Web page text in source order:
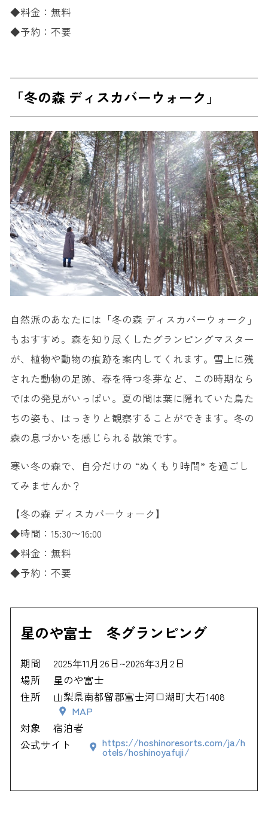
◆料金：無料
◆予約：不要
「冬の森 ディスカバーウォーク」
自然派のあなたには「冬の森 ディスカバーウォーク」
もおすすめ。森を知り尽くしたグランピングマスター
が、植物や動物の痕跡を案内してくれます。雪上に残
された動物の足跡、春を待つ冬芽など、この時期なら
ではの発見がいっぱい。夏の間は葉に隠れていた鳥た
ちの姿も、はっきりと観察することができます。冬の
森の息づかいを感じられる散策です。
寒い冬の森で、自分だけの “ぬくもり時間” を過ごし
てみませんか？
【冬の森 ディスカバーウォーク】
◆時間：15:30〜16:00
◆料金：無料
◆予約：不要
星のや富士 冬グランピング
期間
2025年11月26日~2026年3月2日
場所
星のや富士
住所
山梨県南都留郡富士河口湖町大石1408
MAP
対象
宿泊者
公式サイト
https://hoshinoresorts.com/ja/h
otels/hoshinoyafuji/